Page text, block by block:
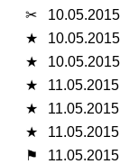
✂
10.05.2015
★
10.05.2015
★
10.05.2015
★
11.05.2015
★
11.05.2015
★
11.05.2015
⚑
11.05.2015